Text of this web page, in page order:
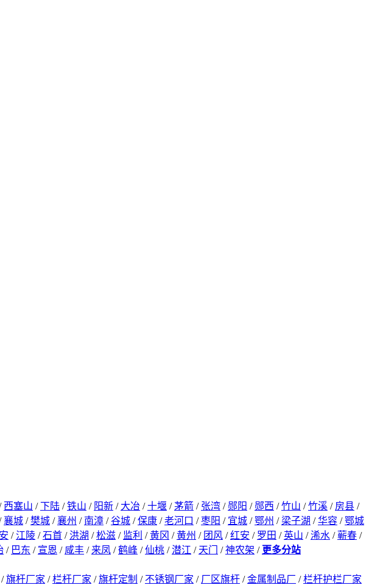
西塞山 /下陆 /铁山 / 阳新 / 大冶 /十堰 /茅箭 / 张湾 / 郧阳 / 郧西 /竹山 /竹溪 / 房县 /
襄城 /樊城 /襄州 / 南漳 /谷城 /保康 /老河口 /枣阳 / 宜城 /鄂州 / 梁子湖 /华容 /鄂城
/ 江陵 /石首 / 洪湖 /松滋 / 监利 /黄冈 /黄州 / 团风 /红安 / 罗田 / 英山 /浠水 /蕲春 /
/ 巴东 / 宣恩 / 咸丰 / 来凤 /鹤峰 /仙桃 /潜江 / 天门 /神农架 / 更多分站
/旗杆厂家 /栏杆厂家 /旗杆定制 / 不锈钢厂家 / 厂区旗杆 /金属制品厂 /栏杆护栏厂家